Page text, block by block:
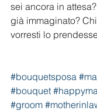
sei ancora in
già immaginato?
vorresti lo
#bouquetsposa
#bouquet
#groom